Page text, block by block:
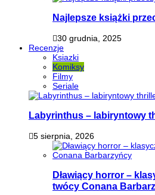
Najlepsze książki
30 grudnia, 2025
Recenzje
Ksiazki
Komiksy
Filmy
Seriale
Labyrinthus – labiryntowy
5 sierpnia, 2026
Dławiący horror –
twócy Conana